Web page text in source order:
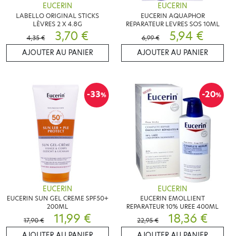
EUCERIN
LABELLO ORIGINAL STICKS
LÈVRES 2 X 4.8G
4,35 €
3,70 €
AJOUTER AU PANIER
EUCERIN
EUCERIN AQUAPHOR
REPARATEUR LEVRES SOS 10ML
6,99 €
5,94 €
AJOUTER AU PANIER
-33%
EUCERIN
EUCERIN SUN GEL CREME SPF50+
200ML
17,90 €
11,99 €
-20%
EUCERIN
EUCERIN EMOLLIENT
REPARATEUR 10% UREE 400ML
22,95 €
18,36 €